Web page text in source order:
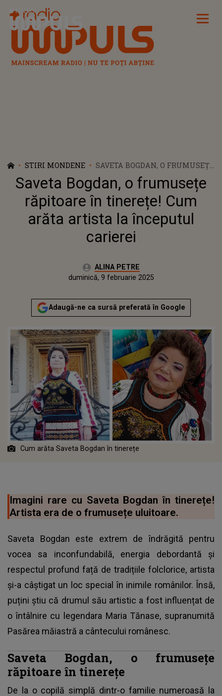
Radio Impuls
STIRI MONDENE
SAVETA BOGDAN, O FRUMUSEȚE
RĂPITOARE ÎN TINEREȚE! CUM
ARĂTA ARTISTA LA ÎNCEPUTUL
CARIEREI
Saveta Bogdan, o frumusețe
răpitoare în tinerețe! Cum
arăta artista la începutul
carierei
Autor:ALINA PETRE
Publicat:
duminică, 9 februarie 2025
Adaugă-ne ca sursă preferată în Google
Cum arăta Saveta Bogdan în tinerețe
Imagini rare cu Saveta Bogdan în tinerețe!
Artista era de o frumusețe uluitoare.
Saveta Bogdan este extrem de îndrăgită pentru
vocea sa inconfundabilă, energia debordantă și
respectul profund față de tradițiile folclorice, artista
și-a câștigat un loc special în inimile românilor. Însă,
puțini știu că drumul său artistic a fost influențat de
o întâlnire cu legendara Maria Tănase, supranumită
Pasărea măiastră a cântecului românesc.
Saveta Bogdan, o frumusețe
răpitoare în tinerețe
De la o copilă simplă dintr-o familie numeroasă la